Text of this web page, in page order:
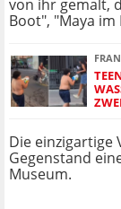
von ihr gemalt,
Boot", "Maya
Die einzigartige
Gegenstand
Museum.